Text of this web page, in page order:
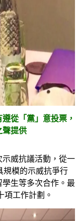
從「黨」意投票，
聲提供
威抗議活動，從一
規模的示威抗爭行
生等多次合作。最
工作計劃。